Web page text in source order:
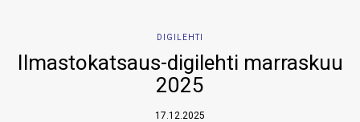
DIGILEHTI
Ilmastokatsaus-digilehti marraskuu
2025
17.12.2025